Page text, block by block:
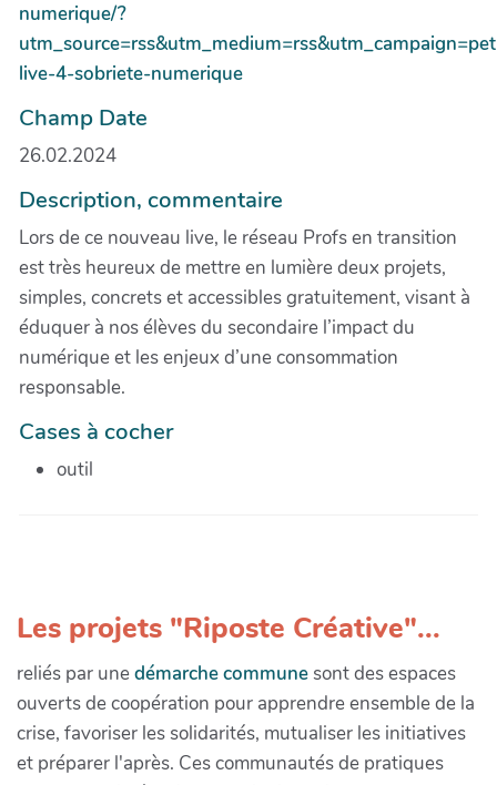
numerique/?
live-4-sobriete-numerique
Champ Date
26.02.2024
Description, commentaire
Lors de ce nouveau live, le réseau Profs en transition
est très heureux de mettre en lumière deux projets,
simples, concrets et accessibles gratuitement, visant à
éduquer à nos élèves du secondaire l’impact du
numérique et les enjeux d’une consommation
responsable.
Cases à cocher
outil